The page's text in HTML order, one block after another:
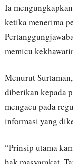
Ia
ketika menerima
memicu
Menurut
diberikan kepada
mengacu pada
informasi yang
“Prinsip utama